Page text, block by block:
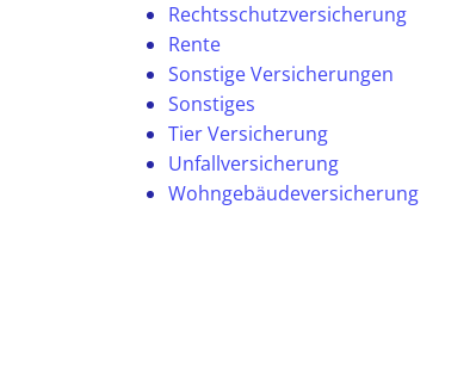
Rechtsschutzversicherung
Rente
Sonstige Versicherungen
Sonstiges
Tier Versicherung
Unfallversicherung
Wohngebäudeversicherung